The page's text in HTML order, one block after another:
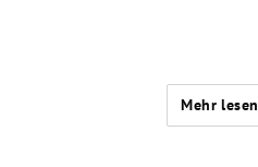
Mehr lesen